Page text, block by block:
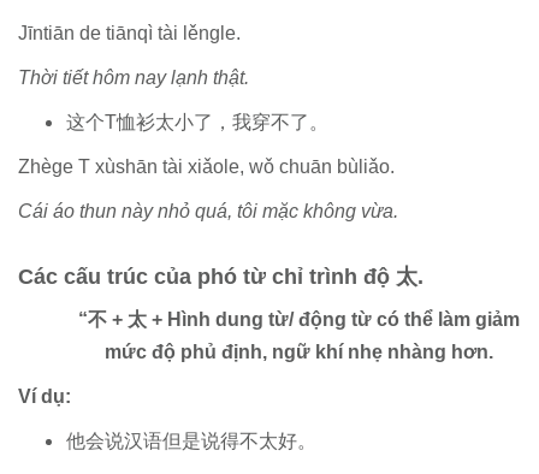
Jīntiān de tiānqì tài lěngle.
Thời tiết hôm nay lạnh thật.
这个T恤衫太小了，我穿不了。
Zhège T xùshān tài xiǎole, wǒ chuān bùliǎo.
Cái áo thun này nhỏ quá, tôi mặc không vừa.
Các cấu trúc của phó từ chỉ trình độ 太.
“不 + 太 + Hình dung từ/ động từ có thể làm giảm
mức độ phủ định, ngữ khí nhẹ nhàng hơn.
Ví dụ:
他会说汉语但是说得不太好。